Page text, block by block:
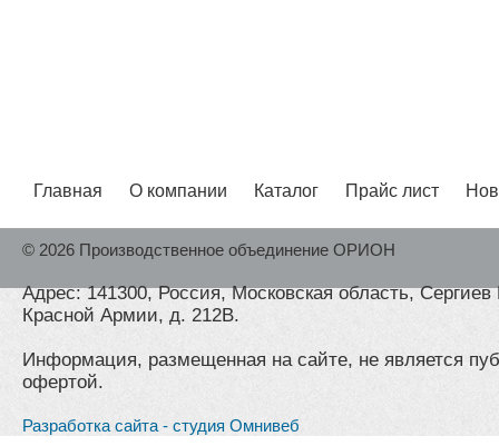
Главная О компании Каталог Прайс лист
© 2026 Производственное объединение ОРИОН
Адрес: 141300, Россия, Московская область,
Красной Армии, д. 212В.
Информация, размещенная на сайте, не является
офертой.
Разработка сайта - студия Омнивеб